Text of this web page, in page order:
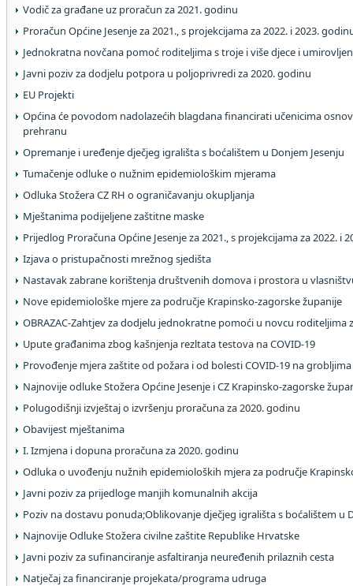
Vodič za građane uz proračun za 2021. godinu
Proračun Općine Jesenje za 2021., s projekcijama za 2022. i 2023.
Jednokratna novčana pomoć roditeljima s troje i više djece i
Javni poziv za dodjelu potpora u poljoprivredi za 2020. godinu
EU Projekti
Općina će povodom nadolazećih blagdana financirati učenicima
prehranu
Opremanje i uređenje dječjeg igrališta s boćalištem u Donjem Jesenju
Tumačenje odluke o nužnim epidemiološkim mjerama
Odluka Stožera CZ RH o ograničavanju okupljanja
Mještanima podijeljene zaštitne maske
Prijedlog Proračuna Općine Jesenje za 2021., s projekcijama za 2022. i
Izjava o pristupačnosti mrežnog sjedišta
Nastavak zabrane korištenja društvenih domova i prostora u
Nove epidemiološke mjere za područje Krapinsko-zagorske županije
OBRAZAC-Zahtjev za dodjelu jednokratne pomoći u novcu roditeljima
Upute građanima zbog kašnjenja rezltata testova na COVID-19
Provođenje mjera zaštite od požara i od bolesti COVID-19 na grobljima
Najnovije odluke Stožera Općine Jesenje i CZ Krapinsko-zagorske
Polugodišnji izvještaj o izvršenju proračuna za 2020. godinu
Obavijest mještanima
I. Izmjena i dopuna proračuna za 2020. godinu
Odluka o uvođenju nužnih epidemioloških mjera za područje
Javni poziv za prijedloge manjih komunalnih akcija
Poziv na dostavu ponuda;Oblikovanje dječjeg igrališta s boćalištem u
Najnovije Odluke Stožera civilne zaštite Republike Hrvatske
Javni poziv za sufinanciranje asfaltiranja neuređenih prilaznih cesta
Natječaj za financiranje projekata/programa udruga